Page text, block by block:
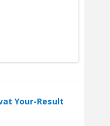
Your-Result